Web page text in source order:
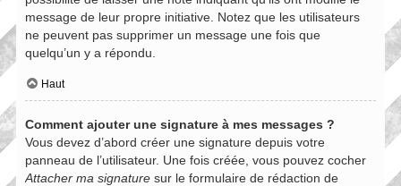
message de leur propre initiative. Notez que les utilisateurs
ne peuvent pas supprimer un message une fois que
quelqu’un y a répondu.
Haut
Comment ajouter une signature à mes messages ?
Vous devez d’abord créer une signature depuis votre
panneau de l’utilisateur. Une fois créée, vous pouvez cocher
Attacher ma signature sur le formulaire de rédaction de